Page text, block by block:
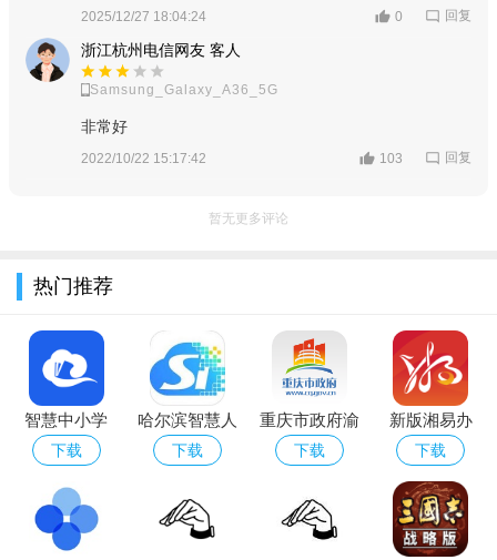
特色亮点
1、线上课堂真的每天都开放，在线上老师就能管理好每个学
生的成绩。
3、针对中小学设置了相应的课表，学生可以自由查看学习课
4、专为广大学生用户打造，是一个非常优质的在线学习平
产品优势
1、在这里可以更好的知晓不同的教育服务，针对最全的教学
知识更快知晓；
习最全的知识更快捷；
3、包括的课程服务也会更加的全面，你可以更好的知晓不同
2025/12/27 18:04:24 0 回复
浙江杭州电信网友 客人
Samsung_Galaxy_A36_5G
非常好
2022/10/22 15:17:42 103 回复
暂无更多评论
热门推荐
智慧中小学
(国家中小学
台)app下载最
新ios版
下载
哈尔滨智慧人
社app官方下
下载
重庆市政府渝
快办app下载
下载
新版湘易办
app下载苹果
手机版
下载